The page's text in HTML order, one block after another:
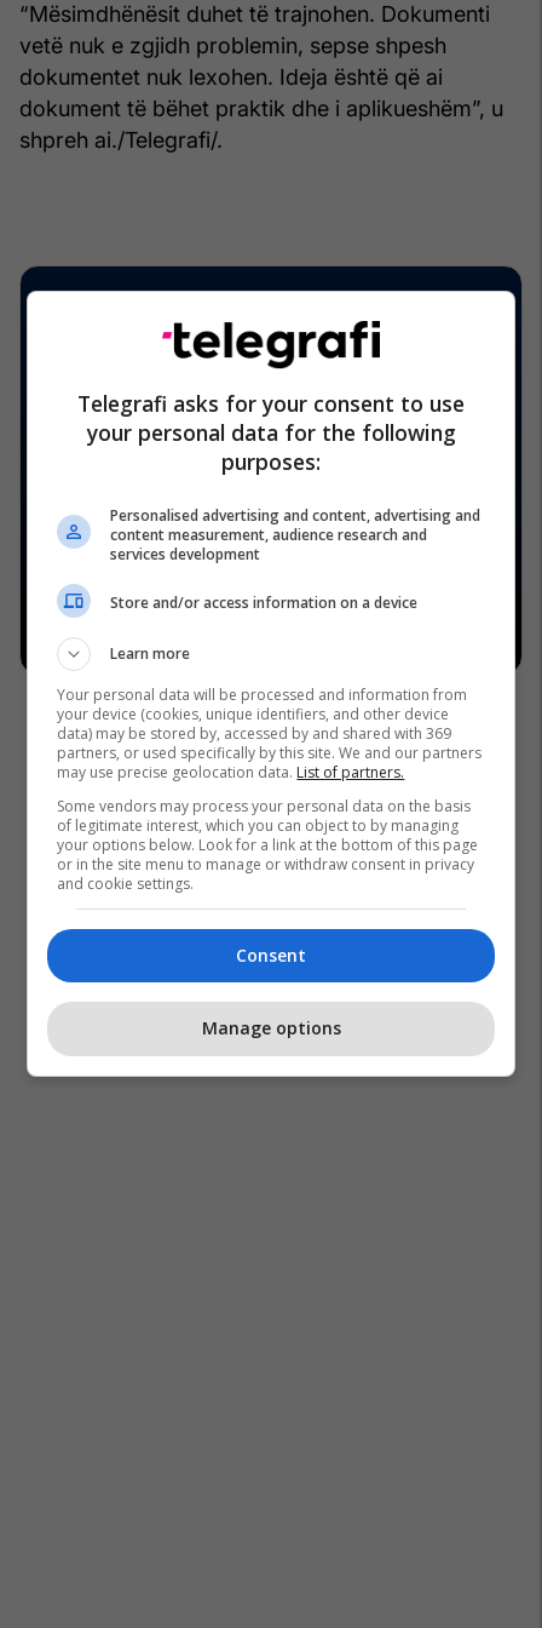
“Mësimdhënësit duhet të trajnohen. Dokumenti
vetë nuk e zgjidh problemin, sepse shpesh
dokumentet nuk lexohen. Ideja është që ai
dokument të bëhet praktik dhe i aplikueshëm”, u
shpreh ai./Telegrafi/.
Telegrafi asks for your consent to use
your personal data for the following
purposes:
Personalised advertising and content, advertising and
content measurement, audience research and
services development
Store and/or access information on a device
Learn more
Your personal data will be processed and information from
your device (cookies, unique identifiers, and other device
data) may be stored by, accessed by and shared with 369
partners, or used specifically by this site. We and our partners
may use precise geolocation data. List of partners.
Some vendors may process your personal data on the basis
of legitimate interest, which you can object to by managing
your options below. Look for a link at the bottom of this page
or in the site menu to manage or withdraw consent in privacy
and cookie settings.
Consent
Manage options